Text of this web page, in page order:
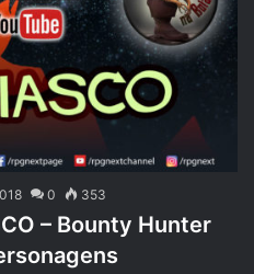
0 353
– Bounty Hunter